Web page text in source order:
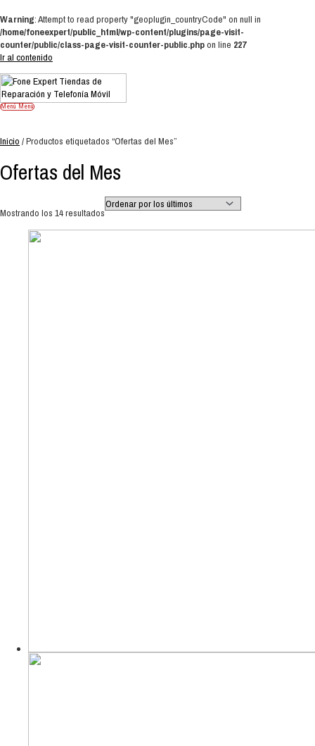
Warning: Attempt to read property "geoplugin_countryCode" on null in
/home/foneexpert/public_html/wp-content/plugins/page-visit-
counter/public/class-page-visit-counter-public.phpon line 227
Ir al contenido
Menú Menú
Inicio / Productos etiquetados “Ofertas del Mes”
Ofertas del Mes
Mostrando los 14 resultados